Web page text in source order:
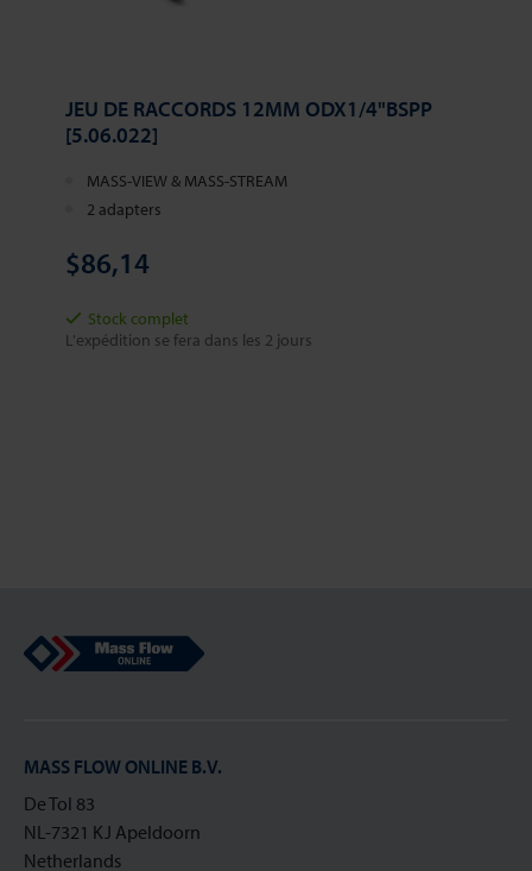
JEU DE RACCORDS 12MM ODX1/4"BSPP
[5.06.022]
MASS-VIEW & MASS-STREAM
2 adapters
$86,14
Stock complet
L'expédition se fera dans les 2 jours
Mass Flow Online
MASS FLOW ONLINE B.V.
De Tol 83
NL-7321 KJ Apeldoorn
Netherlands